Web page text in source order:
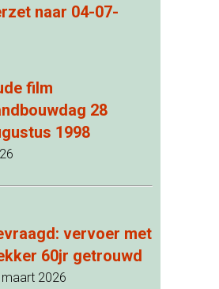
naar 04-07-
film
28
1998
vervoer met
60jr getrouwd
2026